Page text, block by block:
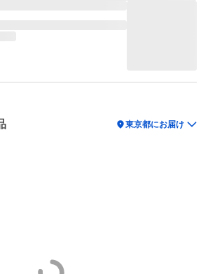
location_on東京都にお届け